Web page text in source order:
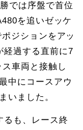
では序盤で首位
を追いゼッケ
ジションをアッ
経過する直前に7
車両と接触し
中にコースアウ
いました。
るも、レース終